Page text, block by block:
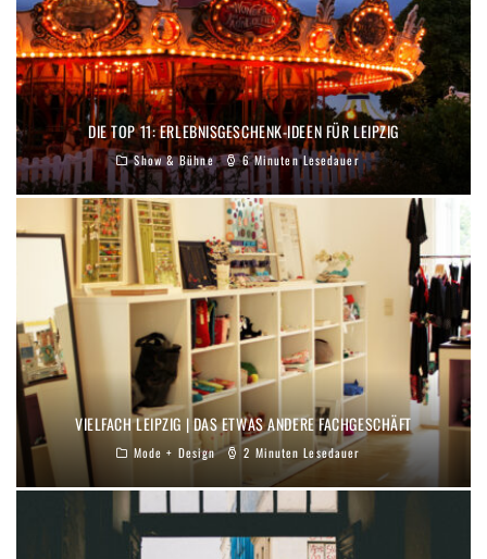
DIE TOP 11: ERLEBNISGESCHENK-IDEEN FÜR LEIPZIG
Show & Bühne 6 Minuten Lesedauer
VIELFACH LEIPZIG | DAS ETWAS ANDERE FACHGESCHÄFT
Mode + Design 2 Minuten Lesedauer